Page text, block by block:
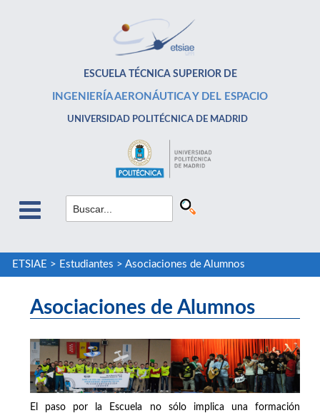
ESCUELA TÉCNICA SUPERIOR DE
INGENIERÍA AERONÁUTICA Y DEL ESPACIO
UNIVERSIDAD POLITÉCNICA DE MADRID
ETSIAE > Estudiantes > Asociaciones de Alumnos
Asociaciones de Alumnos
El paso por la Escuela no sólo implica una formación